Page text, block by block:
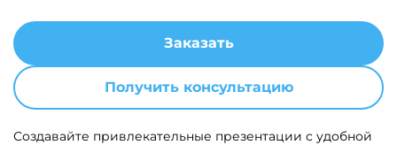
Создавайте привлекательные презентации с удобной
Заказать
Получить консультацию